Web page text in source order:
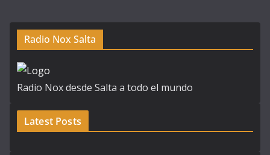
Radio Nox Salta
Radio Nox desde Salta a todo el mundo
Latest Posts